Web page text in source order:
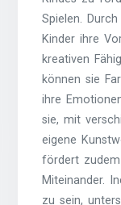
Spielen.
Kinder ihre
kreativen
können sie
ihre
sie, mit
eigene
fördert
Miteinander.
zu sein,